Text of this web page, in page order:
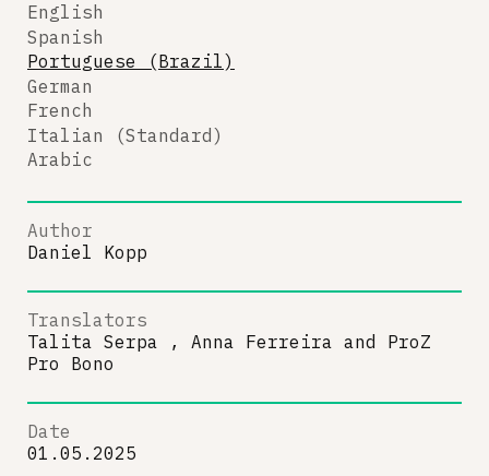
English
Spanish
Portuguese (Brazil)
German
French
Italian (Standard)
Arabic
Author
Daniel Kopp
Translators
Talita Serpa , Anna Ferreira and ProZ
Pro Bono
Date
01.05.2025